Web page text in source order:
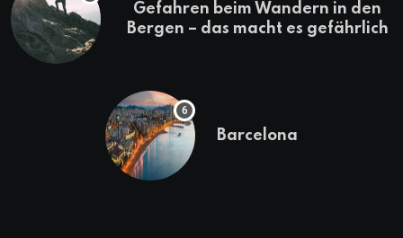
Gefahren beim Wandern in den
Bergen – das macht es gefährlich
Barcelona